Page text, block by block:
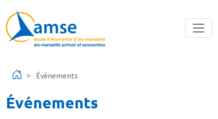
Événements
Événements